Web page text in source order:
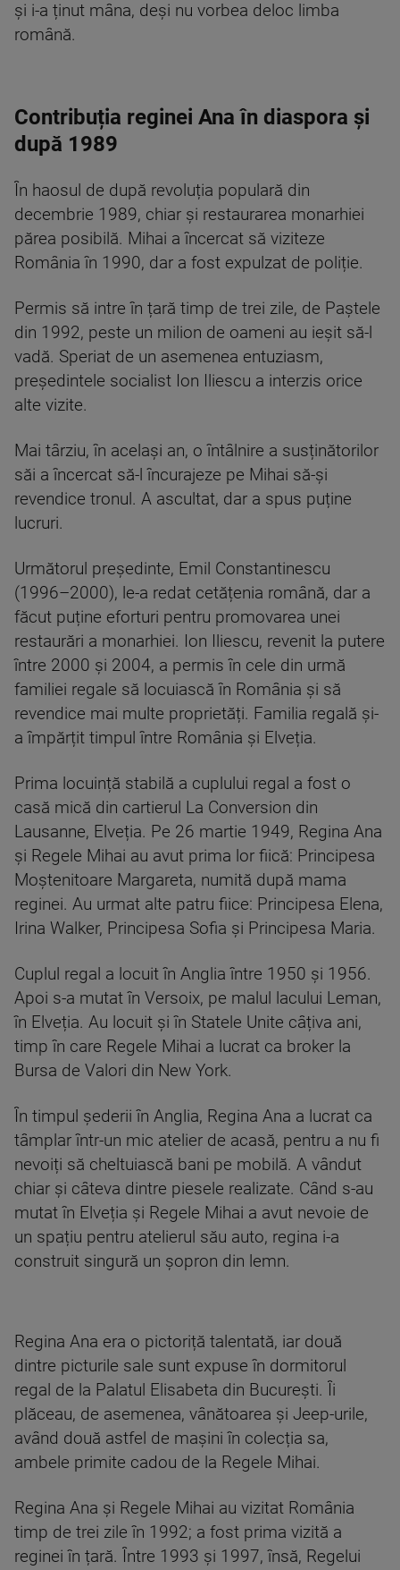
și i-a ținut mâna, deși nu vorbea deloc limba
română.
Contribuția reginei Ana în diaspora și
după 1989
În haosul de după revoluția populară din
decembrie 1989, chiar și restaurarea monarhiei
părea posibilă. Mihai a încercat să viziteze
România în 1990, dar a fost expulzat de poliție.
Permis să intre în țară timp de trei zile, de Paștele
din 1992, peste un milion de oameni au ieșit să-l
vadă. Speriat de un asemenea entuziasm,
președintele socialist Ion Iliescu a interzis orice
alte vizite.
Mai târziu, în același an, o întâlnire a susținătorilor
săi a încercat să-l încurajeze pe Mihai să-și
revendice tronul. A ascultat, dar a spus puține
lucruri.
Următorul președinte, Emil Constantinescu
(1996–2000), le-a redat cetățenia română, dar a
făcut puține eforturi pentru promovarea unei
restaurări a monarhiei. Ion Iliescu, revenit la putere
între 2000 și 2004, a permis în cele din urmă
familiei regale să locuiască în România și să
revendice mai multe proprietăți. Familia regală și-
a împărțit timpul între România și Elveția.
Prima locuință stabilă a cuplului regal a fost o
casă mică din cartierul La Conversion din
Lausanne, Elveția. Pe 26 martie 1949, Regina Ana
și Regele Mihai au avut prima lor fiică: Principesa
Moștenitoare Margareta, numită după mama
reginei. Au urmat alte patru fiice: Principesa Elena,
Irina Walker, Principesa Sofia și Principesa Maria.
Cuplul regal a locuit în Anglia între 1950 și 1956.
Apoi s-a mutat în Versoix, pe malul lacului Leman,
în Elveția. Au locuit și în Statele Unite câțiva ani,
timp în care Regele Mihai a lucrat ca broker la
Bursa de Valori din New York.
În timpul șederii în Anglia, Regina Ana a lucrat ca
tâmplar într-un mic atelier de acasă, pentru a nu fi
nevoiți să cheltuiască bani pe mobilă. A vândut
chiar și câteva dintre piesele realizate. Când s-au
mutat în Elveția și Regele Mihai a avut nevoie de
un spațiu pentru atelierul său auto, regina i-a
construit singură un șopron din lemn.
Regina Ana era o pictoriță talentată, iar două
dintre picturile sale sunt expuse în dormitorul
regal de la Palatul Elisabeta din București. Îi
plăceau, de asemenea, vânătoarea și Jeep-urile,
având două astfel de mașini în colecția sa,
ambele primite cadou de la Regele Mihai.
Regina Ana și Regele Mihai au vizitat România
timp de trei zile în 1992; a fost prima vizită a
reginei în țară. Între 1993 și 1997, însă, Regelui